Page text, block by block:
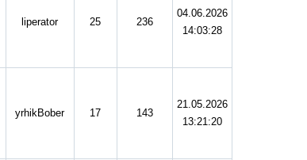
liperator 25 236
04.06.2026
14:03:28
yrhikBober 17 143
21.05.2026
13:21:20